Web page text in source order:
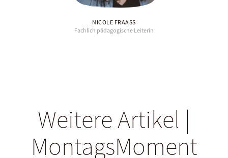
NICOLE FRAASS
Fachlich pädagogische Leiterin
Weitere Artikel |
MontagsMoment